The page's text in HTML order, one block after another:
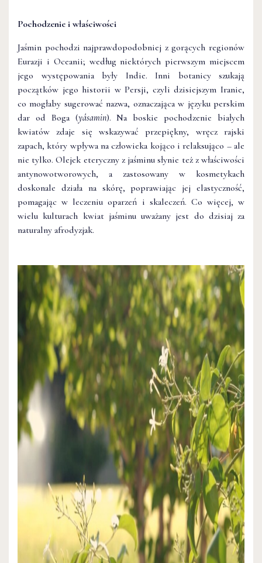
Pochodzenie i właściwości
Jaśmin pochodzi najprawdopodobniej z gorących regionów
Eurazji i Oceanii; według niektórych pierwszym miejscem
jego występowania były Indie. Inni botanicy szukają
początków jego historii w Persji, czyli dzisiejszym Iranie,
co mogłaby sugerować nazwa, oznaczająca w języku perskim
dar od Boga (yâsamin). Na boskie pochodzenie białych
kwiatów zdaje się wskazywać przepiękny, wręcz rajski
zapach, który wpływa na człowieka kojąco i relaksująco – ale
nie tylko. Olejek eteryczny z jaśminu słynie też z właściwości
antynowotworowych, a zastosowany w kosmetykach
doskonale działa na skórę, poprawiając jej elastyczność,
pomagając w leczeniu oparzeń i skaleczeń. Co więcej, w
wielu kulturach kwiat jaśminu uważany jest do dzisiaj za
naturalny afrodyzjak.